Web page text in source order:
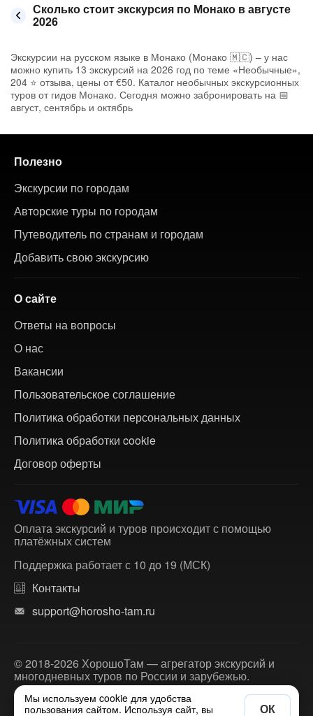
Сколько стоит экскурсия по Монако в августе
2026
Экскурсии на русском языке в Монако (Монако 🇲🇨) – у нас
можно купить 13 экскурсий на 2026 год по теме «Необычные»,
204 ⭐ отзыва, цены от €50. Каталог необычных экскурсионных
туров от гидов Монако. Сегодня можно забронировать на 📅
август, сентябрь и октябрь
Полезно
Экскурсии по городам
Авторские туры по городам
Путеводитель по странам и городам
Добавить свою экскурсию
О сайте
Ответы на вопросы
О нас
Вакансии
Пользовательское соглашение
Политика обработки персональных данных
Политика обработки cookie
Договор оферты
Оплата экскурсий и туров происходит с помощью
платёжных систем
Поддержка работает с 10 до 19 (МСК)
Контакты
support@horosho-tam.ru
© 2018-2026 ХорошоТам — агрегатор экскурсий и
многодневных туров по России и зарубежью.
Мы используем cookie для удобства
пользования сайтом. Используя сайт, вы
ОК